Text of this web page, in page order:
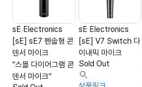
sE Electronics
[sE] sE7 펜슬형 콘
덴서 마이크
"스몰 다이어그램 콘
덴서 마이크"
sE Electronics
[sE] V7 Switch 다
이내믹 마이크
Sold Out